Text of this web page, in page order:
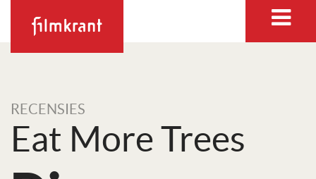
RECENSIES
Eat More Trees